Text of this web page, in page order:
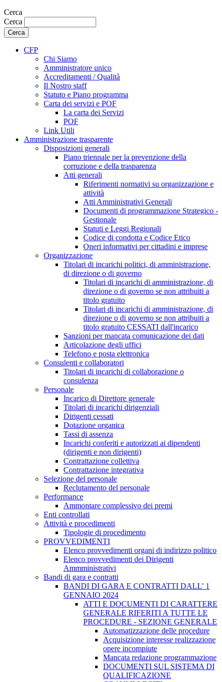
Cerca
Cerca
CFP
Chi Siamo
Amministratore unico
Accreditamenti / Qualità
Il Nostro staff
Statuto e Piano programma
Carta dei servizi e POF
La carta dei Servizi
POF
Link Utili
Amministrazione trasparente
Disposizioni generali
Piano triennale per la prevenzione della
corruzione e della trasparenza
Atti generali
Riferimenti normativi su organizzazione e
attività
Atti Amministrativi Generali
Documenti di programmazione Strategico -
Gestionale
Statuti e Leggi Regionali
Codice di condotta e Codice Etico
Oneri informativi per cittadini e imprese
Organizzazione
Titolari di incarichi politici, di amministrazione,
di direzione o di governo
Titolari di incarichi di amministrazione, di
direzione o di governo se non attribuiti a
titolo gratuito
Titolari di incarichi di amministrazione, di
direzione o di governo se non attribuiti a
titolo gratuito CESSATI dall'incarico
Sanzioni per mancata comunicazione dei dati
Articolazione degli uffici
Telefono e posta elettronica
Consulenti e collaboratori
Titolari di incarichi di collaborazione o
consulenza
Personale
Incarico di Direttore generale
Titolari di incarichi dirigenziali
Dirigenti cessati
Dotazione organica
Tassi di assenza
Incarichi conferiti e autorizzati ai dipendenti
(dirigenti e non dirigenti)
Contrattazione collettiva
Contrattazione integrativa
Selezione del personale
Reclutamento del personale
Performance
Ammontare complessivo dei premi
Enti controllati
Attività e procedimenti
Tipologie di procedimento
PROVVEDIMENTI
Elenco provvedimenti organi di indirizzo politico
Elenco provvedimenti dei Dirigenti
Ammministrativi
Bandi di gara e contratti
BANDI DI GARA E CONTRATTI DALL' 1
GENNAIO 2024
ATTI E DOCUMENTI DI CARATTERE
GENERALE RIFERITI A TUTTE LE
PROCEDURE - SEZIONE GENERALE
Automatizzazione delle procedure
Acquisizione interesse realizzazione
opere incompiute
Mancata redazione programmazione
DOCUMENTI SUL SISTEMA DI
QUALIFICAZIONE